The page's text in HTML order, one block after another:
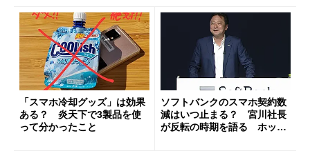
「スマホ冷却グッズ」は効果
ある？ 炎天下で3製品を使
って分かったこと
ソフトバンクのスマホ契約数
減はいつ止まる？ 宮川社長
が反転の時期を語る ホッピ